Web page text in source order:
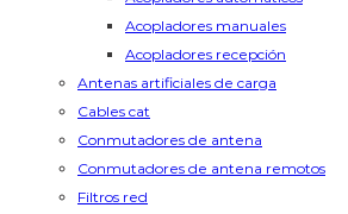
Acopladores manuales
Acopladores recepción
Antenas artificiales de carga
Cables cat
Conmutadores de antena
Conmutadores de antena remotos
Filtros red